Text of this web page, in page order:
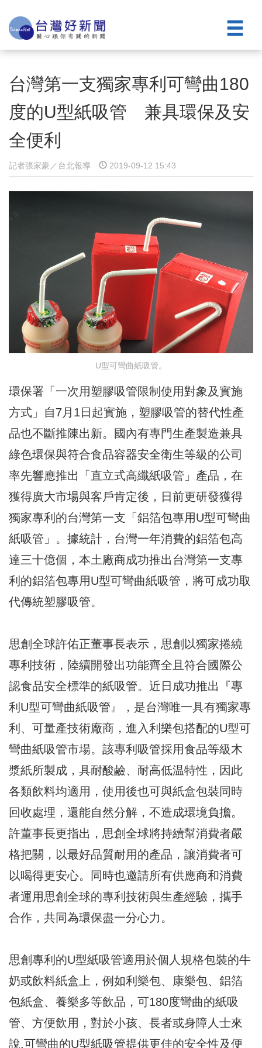
台灣第一支獨家專利可彎曲180
度的U型紙吸管 兼具環保及安
全便利
記者張家豪／台北報導 2019-09-12 15:43
U型可彎曲紙吸管。
環保署「一次用塑膠吸管限制使用對象及實施
方式」自7月1日起實施，塑膠吸管的替代性產
品也不斷推陳出新。國內有專門生產製造兼具
綠色環保與符合食品容器安全衛生等級的公司
率先響應推出「直立式高纖紙吸管」產品，在
獲得廣大市場與客戶肯定後，日前更研發獲得
獨家專利的台灣第一支「鋁箔包專用U型可彎曲
紙吸管」。據統計，台灣一年消費的鋁箔包高
達三十億個，本土廠商成功推出台灣第一支專
利的鋁箔包專用U型可彎曲紙吸管，將可成功取
代傳統塑膠吸管。
思創全球許佑正董事長表示，思創以獨家捲繞
專利技術，陸續開發出功能齊全且符合國際公
認食品安全標準的紙吸管。近日成功推出『專
利U型可彎曲紙吸管』，是台灣唯一具有獨家專
利、可量產技術廠商，進入利樂包搭配的U型可
彎曲紙吸管市場。該專利吸管採用食品等級木
漿紙所製成，具耐酸鹼、耐高低温特性，因此
各類飲料均適用，使用後也可與紙盒包裝同時
回收處理，還能自然分解，不造成環境負擔。
許董事長更指出，思創全球將持續幫消費者嚴
格把關，以最好品質耐用的產品，讓消費者可
以喝得更安心。同時也邀請所有供應商和消費
者運用思創全球的專利技術與生產經驗，攜手
合作，共同為環保盡一分心力。
思創專利的U型紙吸管適用於個人規格包裝的牛
奶或飲料紙盒上，例如利樂包、康樂包、鋁箔
包紙盒、養樂多等飲品，可180度彎曲的紙吸
管、方便飲用，對於小孩、長者或身障人士來
說,可彎曲的U型紙吸管提供更佳的安全性及便